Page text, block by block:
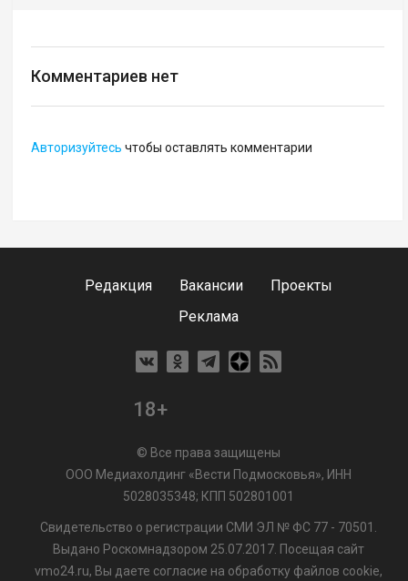
Комментариев нет
Авторизуйтесь чтобы оставлять комментарии
Редакция Вакансии
Проекты
Реклама
18+
© Все права защищены
ООО Медиахолдинг «Вести Подмосковья», ИНН
5028035348; КПП 502801001
Свидетельство о регистрации СМИ ЭЛ № ФС 77 - 70501.
Выдано Роскомнадзором 25.07.2017. Посещая сайт
vmo24.ru, Вы даете согласие на обработку файлов cookie,